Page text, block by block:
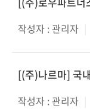
작성자 : 관리자
작성자 : 관리자